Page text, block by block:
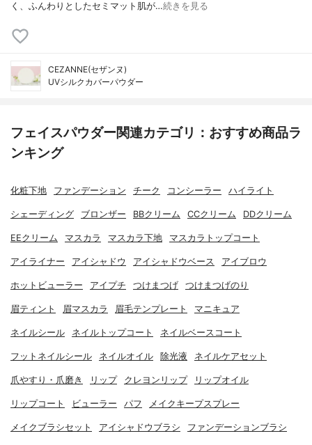
く、ふんわりとしたセミマット肌が…続きを見る
CEZANNE(セザンヌ)
UVシルクカバーパウダー
フェイスパウダー関連カテゴリ：おすすめ商品ラ
ンキング
化粧下地 ファンデーション チーク コンシーラー ハイライト
シェーディング ブロンザー BBクリーム CCクリーム DDクリーム
EEクリーム マスカラ マスカラ下地 マスカラトップコート
アイライナー アイシャドウ アイシャドウベース アイブロウ
ホットビューラー アイプチ つけまつげ つけまつげのり
眉ティント 眉マスカラ 眉毛テンプレート マニキュア
ネイルシール ネイルトップコート ネイルベースコート
フットネイルシール ネイルオイル 除光液 ネイルケアセット
爪やすり・爪磨き リップ クレヨンリップ リップオイル
リップコート ビューラー パフ メイクキープスプレー
メイクブラシセット アイシャドウブラシ ファンデーションブラシ